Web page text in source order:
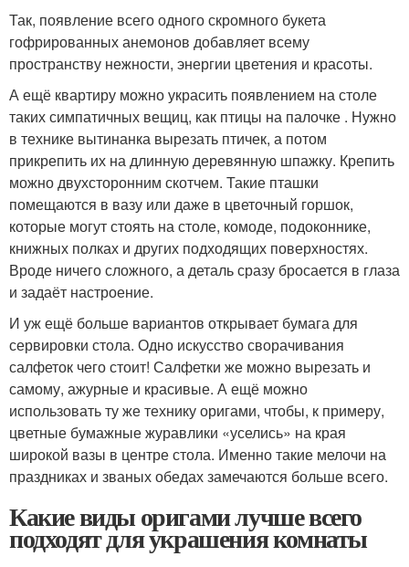
Так, появление всего одного скромного букета
гофрированных анемонов добавляет всему
пространству нежности, энергии цветения и красоты.
А ещё квартиру можно украсить появлением на столе
таких симпатичных вещиц, как птицы на палочке . Нужно
в технике вытинанка вырезать птичек, а потом
прикрепить их на длинную деревянную шпажку. Крепить
можно двухсторонним скотчем. Такие пташки
помещаются в вазу или даже в цветочный горшок,
которые могут стоять на столе, комоде, подоконнике,
книжных полках и других подходящих поверхностях.
Вроде ничего сложного, а деталь сразу бросается в глаза
и задаёт настроение.
И уж ещё больше вариантов открывает бумага для
сервировки стола. Одно искусство сворачивания
салфеток чего стоит! Салфетки же можно вырезать и
самому, ажурные и красивые. А ещё можно
использовать ту же технику оригами, чтобы, к примеру,
цветные бумажные журавлики «уселись» на края
широкой вазы в центре стола. Именно такие мелочи на
праздниках и званых обедах замечаются больше всего.
Какие виды оригами лучше всего
подходят для украшения комнаты